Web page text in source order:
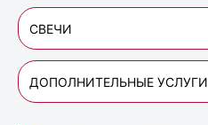
СВЕЧИ
ДОПОЛНИТЕЛЬНЫЕ УСЛУГИ